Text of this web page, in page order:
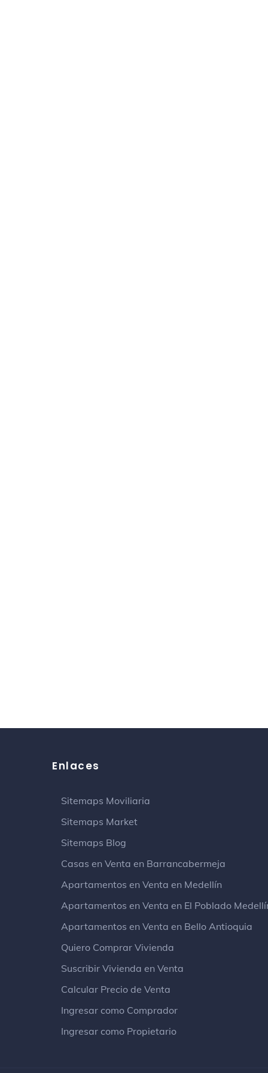
Enlaces
Sitemaps Moviliaria
Sitemaps Market
Sitemaps Blog
Casas en Venta en Barrancabermeja
Apartamentos en Venta en Medellín
Apartamentos en Venta en El Poblado
Apartamentos en Venta en Bello Antioquia
Quiero Comprar Vivienda
Suscribir Vivienda en Venta
Calcular Precio de Venta
Ingresar como Comprador
Ingresar como Propietario